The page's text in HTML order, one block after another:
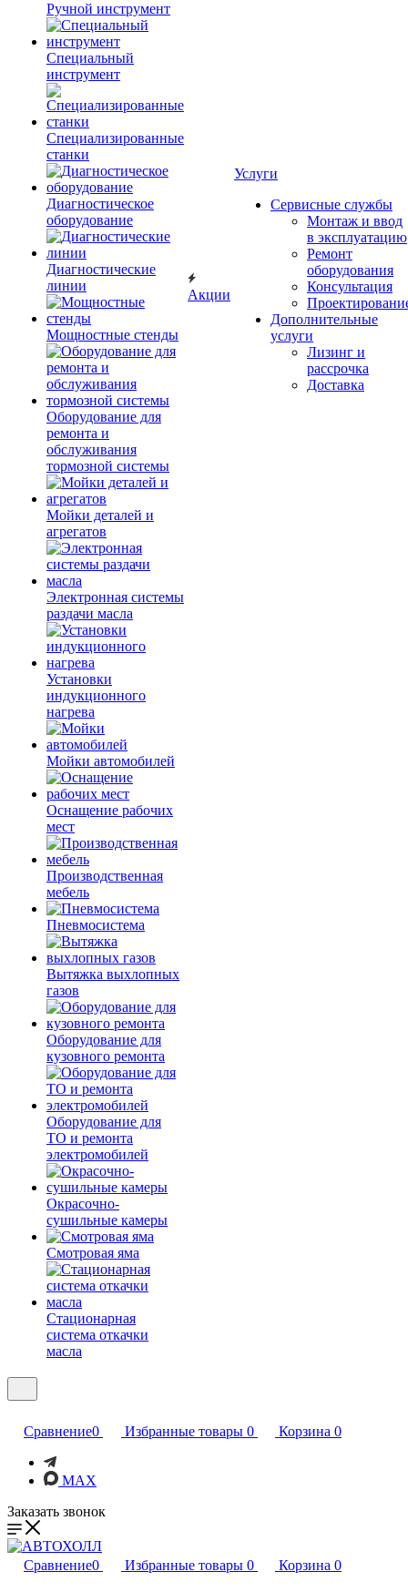
Ручной инструмент
Специальный
инструмент
Специализированные
станки
Диагностическое
оборудование
Диагностические
линии
Мощностные стенды
Оборудование для
ремонта и
обслуживания
тормозной системы
Мойки деталей и
агрегатов
Электронная системы
раздачи масла
Установки
индукционного
нагрева
Мойки автомобилей
Оснащение рабочих
мест
Производственная
мебель
Пневмосистема
Вытяжка выхлопных
газов
Оборудование для
кузовного ремонта
Оборудование для
ТО и ремонта
электромобилей
Окрасочно-
сушильные камеры
Смотровая яма
Стационарная
система откачки
масла
Акции
Услуги
Сервисные службы
Монтаж и ввод
в эксплуатацию
Ремонт
оборудования
Консультация
Дополнительные
услуги
Лизинг и
рассрочка
Доставка
Сравнение0 Избранные товары 0 Корзина 0
MAX
Заказать звонок
Сравнение0 Избранные товары 0 Корзина 0